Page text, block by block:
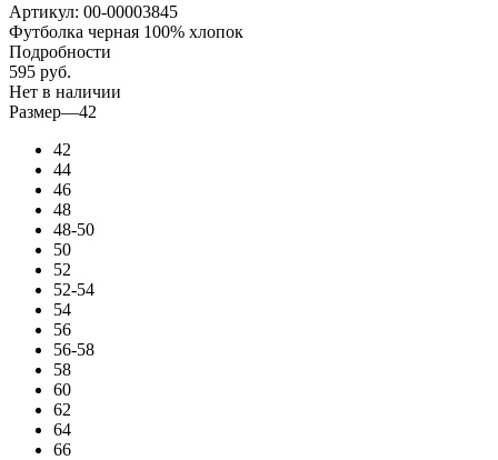
Артикул: 00-00003845
Футболка черная 100% хлопок
Подробности
595 руб.
Нет в наличии
Размер—42
42
44
46
48
48-50
50
52
52-54
54
56
56-58
58
60
62
64
66